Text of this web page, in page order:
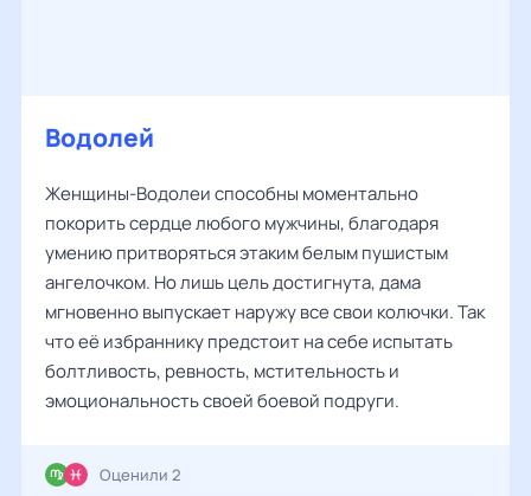
Водолей
Женщины-Водолеи способны моментально
покорить сердце любого мужчины, благодаря
умению притворяться этаким белым пушистым
ангелочком. Но лишь цель достигнута, дама
мгновенно выпускает наружу все свои колючки. Так
что её избраннику предстоит на себе испытать
болтливость, ревность, мстительность и
эмоциональность своей боевой подруги.
Оценили 2